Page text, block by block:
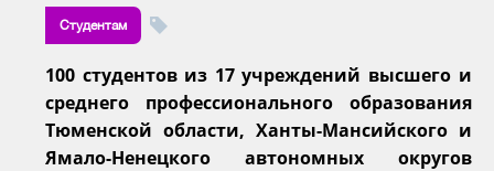
Студентам
100 студентов из 17 учреждений высшего и
среднего профессионального образования
Тюменской области, Ханты-Мансийского и
Ямало-Ненецкого автономных округов